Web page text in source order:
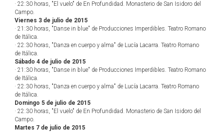
· 22:30 horas, "El vuelo" de En Profundidad. Monasterio de San Isidoro del
Campo.
Viernes 3 de julio de 2015
· 21:30 horas, "Danse in blue" de Producciones Imperdibles. Teatro Romano
de Itálica.
· 22:30 horas, "Danza en cuerpo y alma" de Lucía Lacarra. Teatro Romano
de Itálica.
Sábado 4 de julio de 2015
· 21:30 horas, "Danse in blue" de Producciones Imperdibles. Teatro Romano
de Itálica.
· 22:30 horas, "Danza en cuerpo y alma" de Lucía Lacarra. Teatro Romano
de Itálica.
Domingo 5 de julio de 2015
· 22:30 horas, "El vuelo" de En Profundidad. Monasterio de San Isidoro del
Campo.
Martes 7 de julio de 2015